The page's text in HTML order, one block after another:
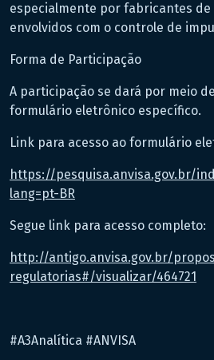
especialmente por fabricantes de
envolvidos com o controle de
Forma de Participação
A participação se dará por meio
formulário eletrônico específico.
Link para acesso ao formulário
https://pesquisa.anvisa.gov.br/
lang=pt-BR
Segue link para acesso completo:
http://antigo.anvisa.gov.br/
regulatorias#/visualizar/464721
#A3Analítica #ANVISA